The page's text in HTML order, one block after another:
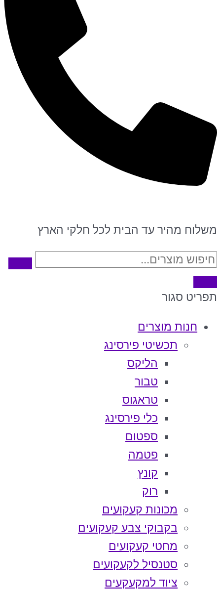
משלוח מהיר עד הבית לכל חלקי הארץ
תפריט סגור
חנות מוצרים
תכשיטי פירסינג
הליקס
טבור
טראגוס
כלי פירסינג
ספטום
פטמה
קונץ
רוק
מכונות קעקועים
בקבוקי צבע קעקועים
מחטי קעקועים
סטנסיל לקעקועים
ציוד למקעקעים